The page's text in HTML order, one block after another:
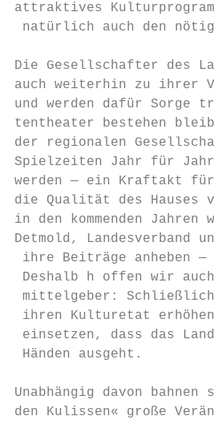
­attraktives
natürlich auch den
Die Gesellschafter des
auch weiterhin zu ihrer
und werden dafür
tentheater ­bestehen
der regio­nalen
Spielzeiten Jahr
werden — ein Kraftakt
die Qualität des
in den kommenden
­Detmold, Landesverband
ihre Beiträge an­­heben
Deshalb h­ offen wir
mittelgeber:
ihren Kulturetat
einsetzen, dass das
Händen ausgeht.
Unabhängig davon
den Kulissen« große